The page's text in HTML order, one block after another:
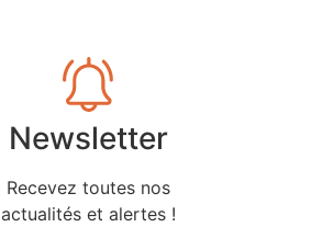
Newsletter
Recevez toutes nos
actualités et alertes !